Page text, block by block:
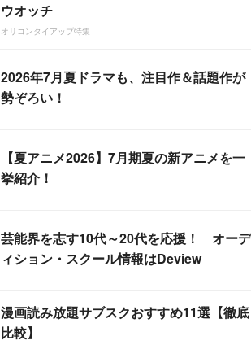
ウオッチ
オリコンタイアップ特集
2026年7月夏ドラマも、注目作＆話題作が
勢ぞろい！
【夏アニメ2026】7月期夏の新アニメを一
挙紹介！
芸能界を志す10代～20代を応援！ オーデ
ィション・スクール情報はDeview
漫画読み放題サブスクおすすめ11選【徹底
比較】